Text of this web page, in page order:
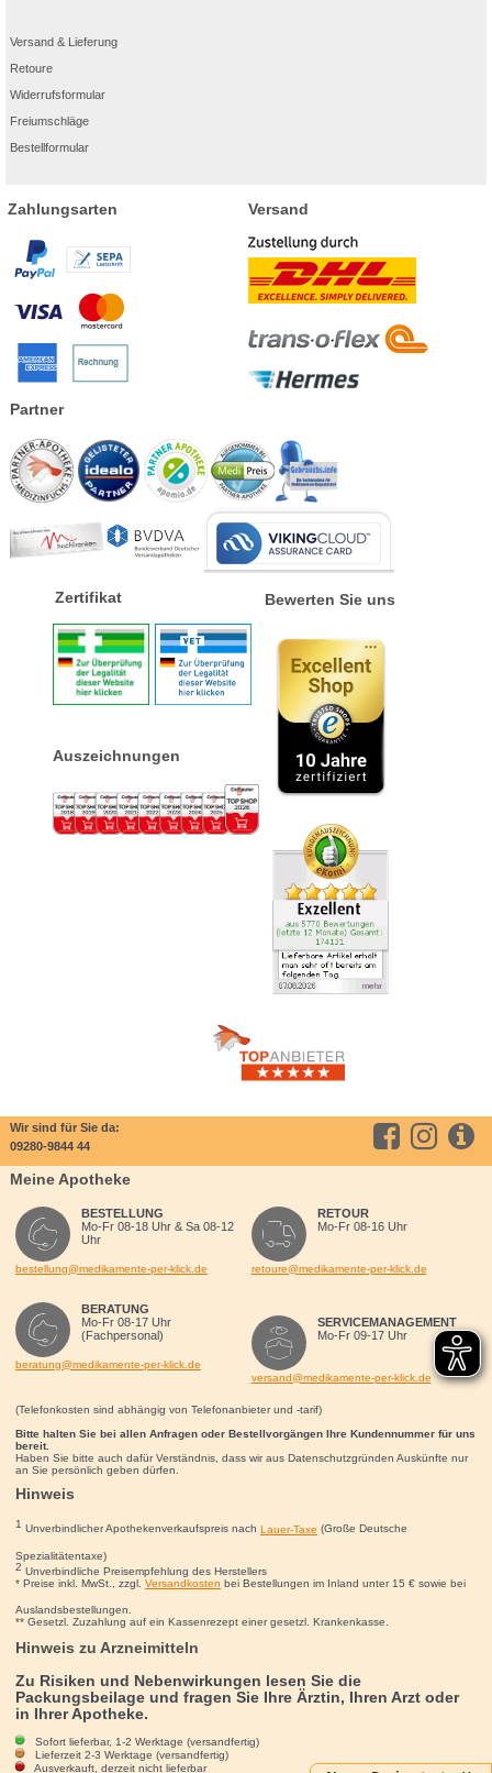
Versand & Lieferung
Retoure
Widerrufsformular
Freiumschläge
Bestellformular
Zahlungsarten Versand
Partner
Zertifikat
Auszeichnungen
Bewerten Sie uns
Wir sind für Sie da:
09280-9844 44
Meine Apotheke
BESTELLUNG
Mo-Fr 08-18 Uhr & Sa 08-12
Uhr
bestellung@medikamente-per-klick.de
BERATUNG
Mo-Fr 08-17 Uhr
(Fachpersonal)
beratung@medikamente-per-klick.de
RETOUR
Mo-Fr 08-16 Uhr
retoure@medikamente-per-klick.de
SERVICEMANAGEMENT
Mo-Fr 09-17 Uhr
versand@medikamente-per-klick.de
(Telefonkosten sind abhängig von Telefonanbieter und -tarif)
Bitte halten Sie bei allen Anfragen oder Bestellvorgängen Ihre Kundennummer für uns
bereit.
Haben Sie bitte auch dafür Verständnis, dass wir aus Datenschutzgründen Auskünfte nur
an Sie persönlich geben dürfen.
Hinweis
1 Unverbindlicher Apothekenverkaufspreis nach Lauer-Taxe (Große Deutsche
Spezialitätentaxe)
2 Unverbindliche Preisempfehlung des Herstellers
* Preise inkl. MwSt., zzgl. Versandkosten bei Bestellungen im Inland unter 15 €sowie bei
Auslandsbestellungen.
** Gesetzl. Zuzahlung auf ein Kassenrezept einer gesetzl. Krankenkasse.
Hinweis zu Arzneimitteln
Zu Risiken und Nebenwirkungen lesen Sie die
Packungsbeilage und fragen Sie Ihre Ärztin, Ihren Arzt oder
in Ihrer Apotheke.
Sofort lieferbar, 1-2 Werktage (versandfertig)
Lieferzeit 2-3 Werktage (versandfertig)
Ausverkauft, derzeit nicht lieferbar